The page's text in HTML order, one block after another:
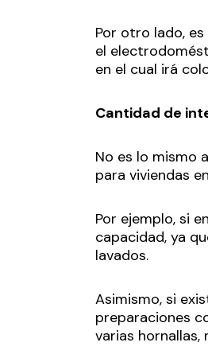
Por otro lado,
el
en el cual irá
Cantidad de
No es lo mismo
para viviendas
Por ejemplo, si
capacidad, ya
lavados.
Asimismo, si
preparaciones
varias hornallas,